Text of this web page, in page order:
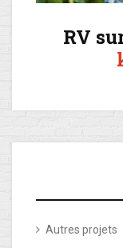
RV
Autres projets